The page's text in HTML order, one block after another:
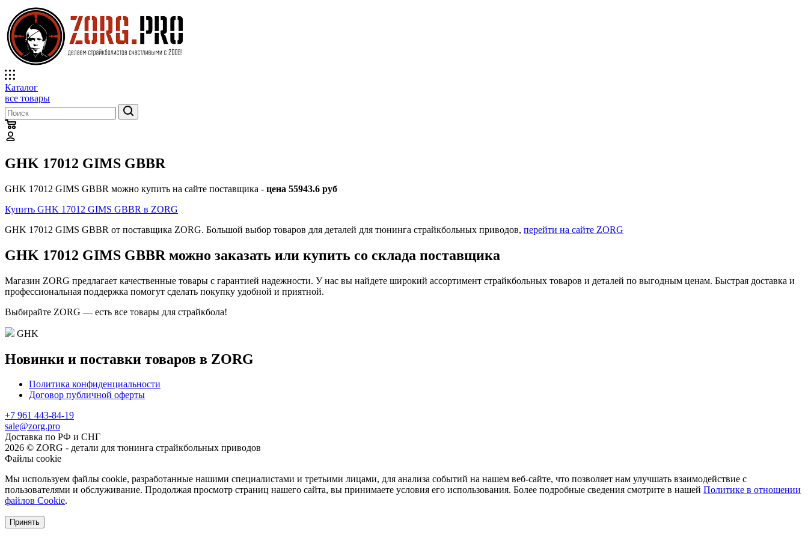
Каталог
все товары
GHK 17012 GIMS GBBR
GHK 17012 GIMS GBBR можно купить на сайте поставщика - цена 55943.6 руб
Купить GHK 17012 GIMS GBBR в ZORG
GHK 17012 GIMS GBBR от поставщика ZORG. Большой выбор товаров для деталей для тюнинга страйкбольных приводов, перейти на сайте ZORG
GHK 17012 GIMS GBBR можно заказать или купить со склада поставщика
Магазин ZORG предлагает качественные товары с гарантией надежности. У нас вы найдете широкий ассортимент страйкбольных товаров и деталей по выгодным ценам. Быстрая доставка и
профессиональная поддержка помогут сделать покупку удобной и приятной.
Выбирайте ZORG — есть все товары для страйкбола!
GHK
Новинки и поставки товаров в ZORG
Политика конфиденциальности
Договор публичной оферты
+7 961 443-84-19
sale@zorg.pro
Доставка по РФ и СНГ
2026 © ZORG - детали для тюнинга страйкбольных приводов
Файлы cookie
Мы используем файлы cookie, разработанные нашими специалистами и третьими лицами, для анализа событий на нашем веб-сайте, что позволяет нам улучшать взаимодействие с
пользователями и обслуживание. Продолжая просмотр страниц нашего сайта, вы принимаете условия его использования. Более подробные сведения смотрите в нашей Политике в отношении
файлов Cookie.
Принять